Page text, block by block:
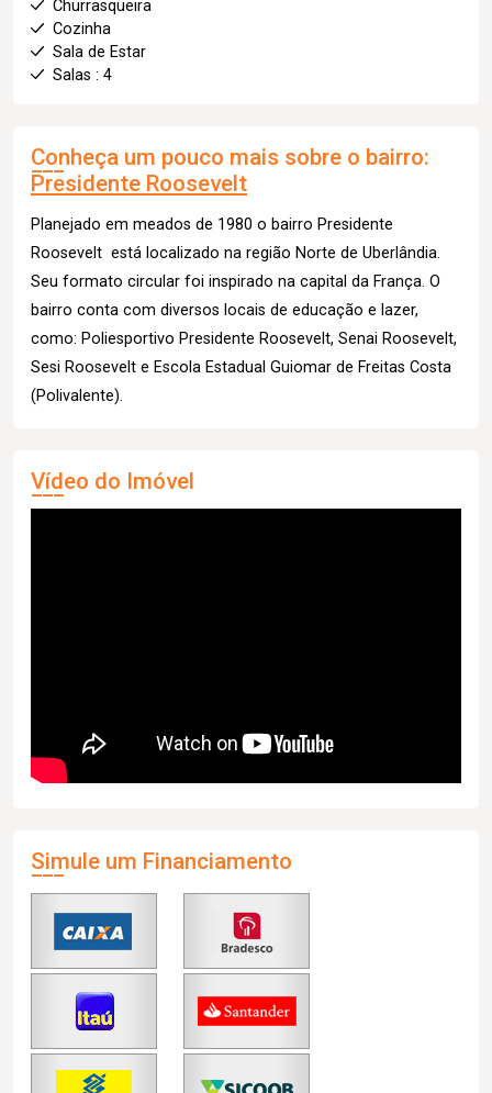
Churrasqueira
Cozinha
Sala de Estar
Salas : 4
Conheça um pouco mais sobre o bairro:
Presidente Roosevelt
Planejado em meados de 1980 o bairro Presidente
Roosevelt está localizado na região Norte de Uberlândia.
Seu formato circular foi inspirado na capital da França. O
bairro conta com diversos locais de educação e lazer,
como: Poliesportivo Presidente Roosevelt, Senai Roosevelt,
Sesi Roosevelt e Escola Estadual Guiomar de Freitas Costa
(Polivalente).
Vídeo do Imóvel
Simule um Financiamento